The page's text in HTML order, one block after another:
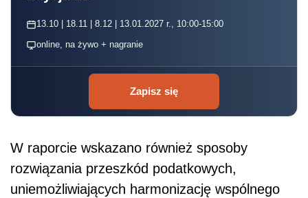
13.10 | 18.11 | 8.12 | 13.01.2027 r., 10:00-15:00
online, na żywo + nagranie
Zapisz się
W raporcie wskazano również sposoby
rozwiązania przeszkód podatkowych,
uniemożliwiających harmonizację wspólnego